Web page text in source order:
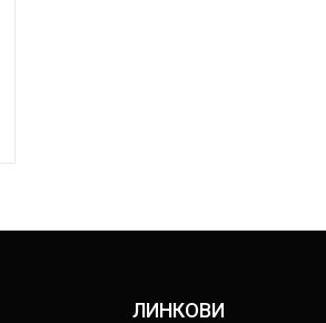
ЛИНКОВИ